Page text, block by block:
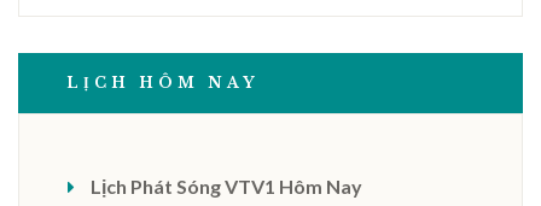
LỊCH HÔM NAY
Lịch Phát Sóng VTV1 Hôm Nay